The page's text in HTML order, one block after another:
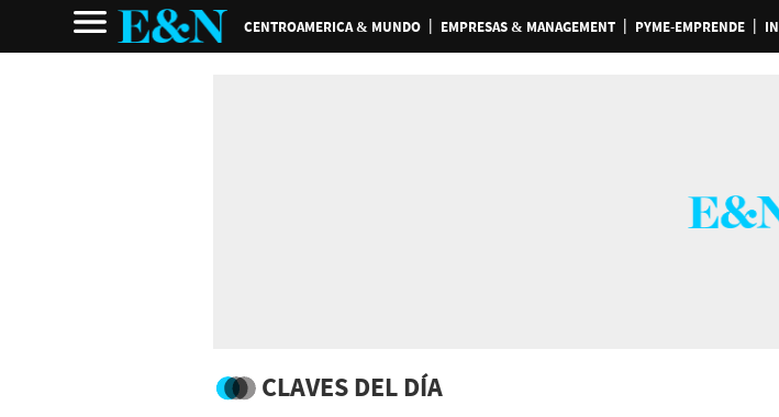
CENTROAMERICA & MUNDO EMPRESAS & MANAGEMENT PYME-EMPRENDE
CLAVES DEL DÍA